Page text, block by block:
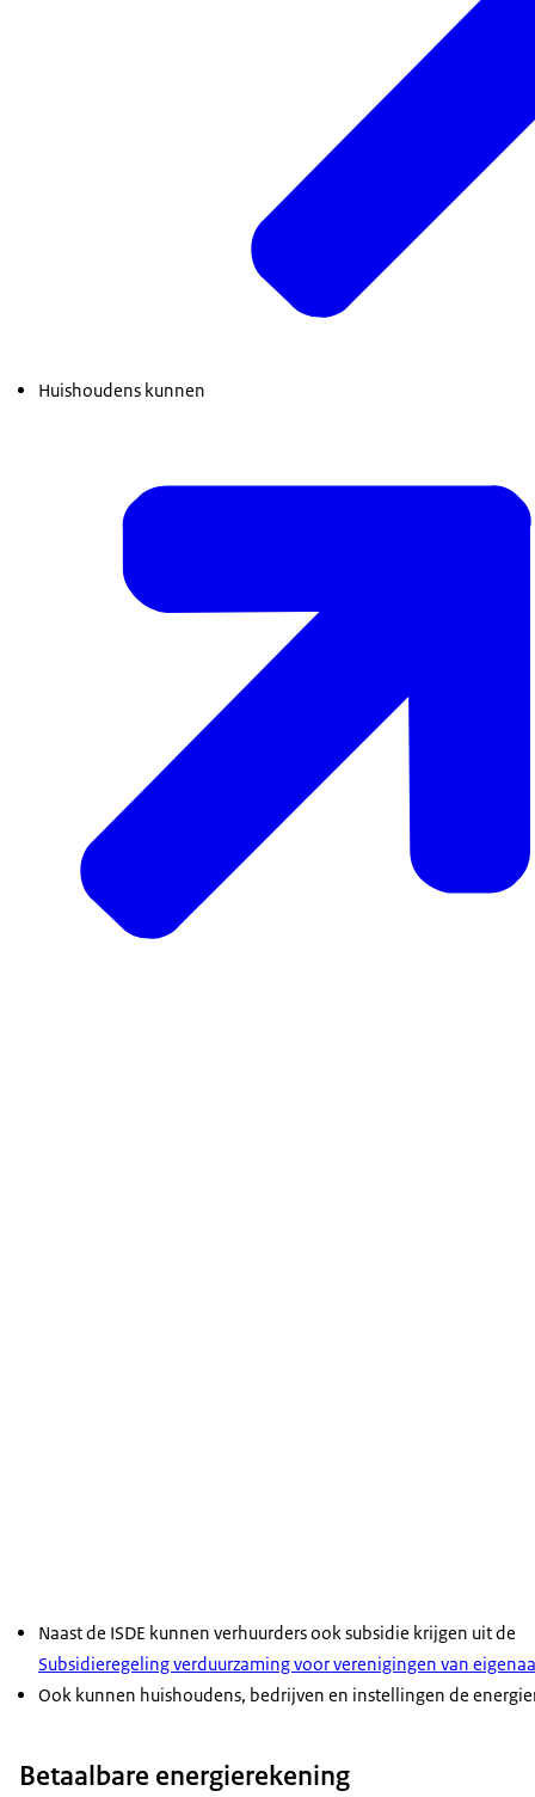
Huishoudens kunnen
Naast de ISDE kunnen verhuurders ook subsidie krijgen uit de
Subsidieregeling verduurzaming voor verenigingen van
Ook kunnen huishoudens, bedrijven en instellingen de
Betaalbare energierekening